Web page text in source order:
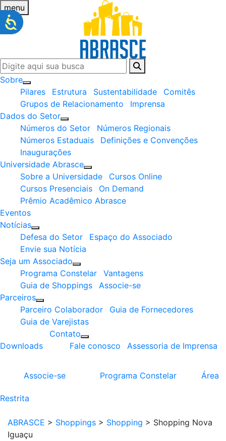
menu
Sobre
Pilares
Estrutura Sustentabilidade
Comitês
Grupos de Relacionamento
Imprensa
Dados do Setor
Números do Setor
Números Regionais
Números Estaduais
Definições e Convenções
Inaugurações
Universidade Abrasce
Sobre a Universidade
Cursos Online
Cursos Presenciais
On Demand
Prêmio Acadêmico Abrasce
Eventos
Notícias
Defesa do Setor
Espaço do Associado
Envie sua Notícia
Seja um Associado
Programa Constelar
Vantagens
Guia de Shoppings
Associe-se
Parceiros
Parceiro Colaborador
Guia de Fornecedores
Guia de Varejistas
Downloads
Contato
Fale conosco
Assessoria de Imprensa
Associe-se Programa Constelar Área
Restrita
ABRASCE > Shoppings > Shopping > Shopping Nova
Iguaçu